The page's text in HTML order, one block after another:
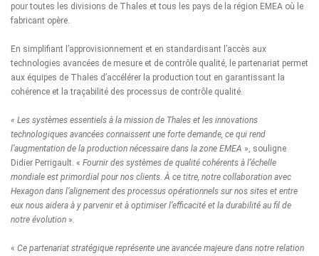
pour toutes les divisions de Thales et tous les pays de la région EMEA où le
fabricant opère.
En simplifiant l’approvisionnement et en standardisant l’accès aux
technologies avancées de mesure et de contrôle qualité, le partenariat permet
aux équipes de Thales d’accélérer la production tout en garantissant la
cohérence et la traçabilité des processus de contrôle qualité.
« Les systèmes essentiels à la mission de Thales et les innovations
technologiques avancées connaissent une forte demande, ce qui rend
l’augmentation de la production nécessaire dans la zone EMEA », souligne
Didier Perrigault. « Fournir des systèmes de qualité cohérents à l’échelle
mondiale est primordial pour nos clients. À ce titre, notre collaboration avec
Hexagon dans l’alignement des processus opérationnels sur nos sites et entre
eux nous aidera à y parvenir et à optimiser l’efficacité et la durabilité au fil de
notre évolution ».
« Ce partenariat stratégique représente une avancée majeure dans notre relation